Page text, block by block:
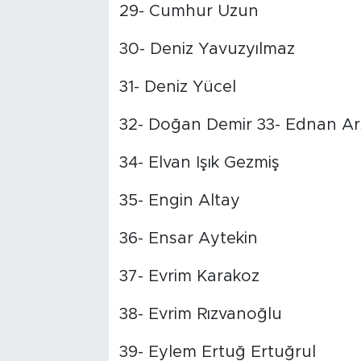
29- Cumhur Uzun
30- Deniz Yavuzyılmaz
31- Deniz Yücel
32- Doğan Demir 33- Ednan
34- Elvan Işık Gezmiş
35- Engin Altay
36- Ensar Aytekin
37- Evrim Karakoz
38- Evrim Rızvanoğlu
39- Eylem Ertuğ Ertuğrul